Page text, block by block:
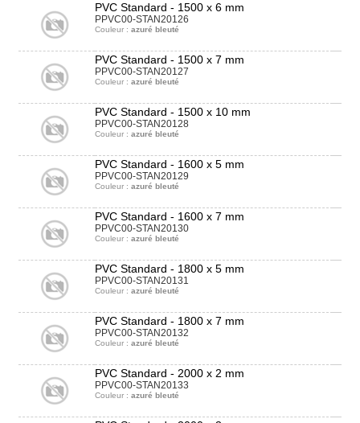
PVC Standard - 1500 x 6 mm
PPVC00-STAN20126
Couleur : azuré bleuté
PVC Standard - 1500 x 7 mm
PPVC00-STAN20127
Couleur : azuré bleuté
PVC Standard - 1500 x 10 mm
PPVC00-STAN20128
Couleur : azuré bleuté
PVC Standard - 1600 x 5 mm
PPVC00-STAN20129
Couleur : azuré bleuté
PVC Standard - 1600 x 7 mm
PPVC00-STAN20130
Couleur : azuré bleuté
PVC Standard - 1800 x 5 mm
PPVC00-STAN20131
Couleur : azuré bleuté
PVC Standard - 1800 x 7 mm
PPVC00-STAN20132
Couleur : azuré bleuté
PVC Standard - 2000 x 2 mm
PPVC00-STAN20133
Couleur : azuré bleuté